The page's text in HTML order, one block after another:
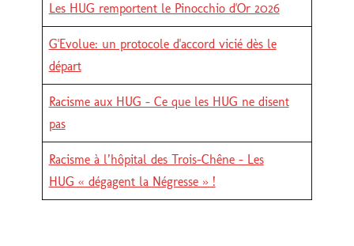
Les HUG remportent le Pinocchio d'Or 2026
G'Evolue: un protocole d'accord vicié dès le
départ
Racisme aux HUG - Ce que les HUG ne disent
pas
Racisme à l’hôpital des Trois-Chêne – Les
HUG « dégagent la Négresse » !